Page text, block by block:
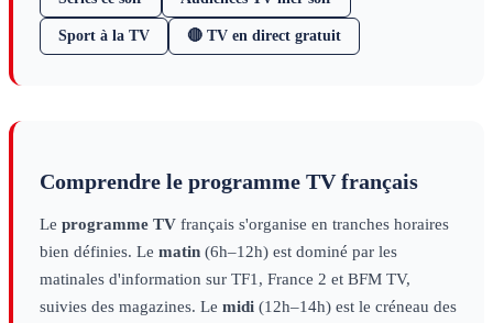
Sport à la TV 🔴 TV en direct gratuit
Comprendre le programme TV français
Le programme TV français s'organise en tranches horaires
bien définies. Le matin (6h–12h) est dominé par les
matinales d'information sur TF1, France 2 et BFM TV,
suivies des magazines. Le midi (12h–14h) est le créneau des